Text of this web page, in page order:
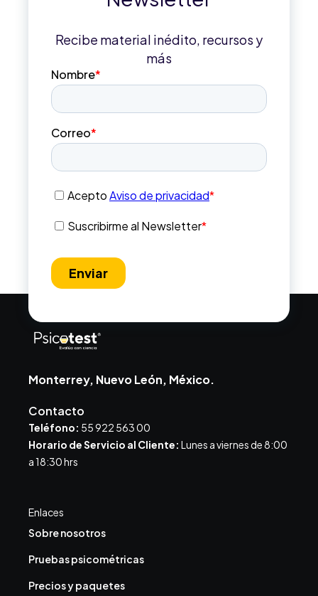
Recibe material inédito, recursos y
más
Monterrey, Nuevo León, México.
Contacto
Teléfono: 55 922 563 00
Horario de Servicio al Cliente: Lunes a viernes de 8:00
a 18:30 hrs
Enlaces
Sobre nosotros
Pruebas psicométricas
Precios y paquetes